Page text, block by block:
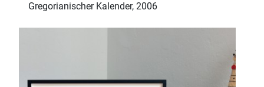
Gregorianischer Kalender, 2006